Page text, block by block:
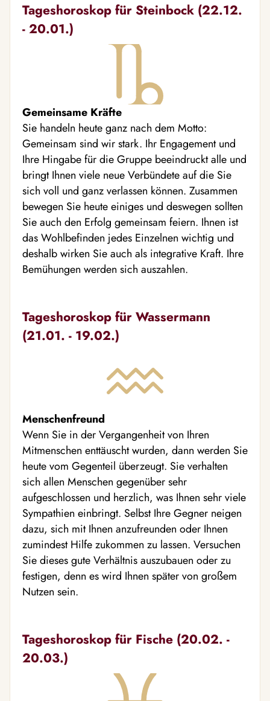
Tageshoroskop für Steinbock (22.12.
- 20.01.)
Gemeinsame Kräfte
Sie handeln heute ganz nach dem Motto:
Gemeinsam sind wir stark. Ihr Engagement und
Ihre Hingabe für die Gruppe beeindruckt alle und
bringt Ihnen viele neue Verbündete auf die Sie
sich voll und ganz verlassen können. Zusammen
bewegen Sie heute einiges und deswegen sollten
Sie auch den Erfolg gemeinsam feiern. Ihnen ist
das Wohlbefinden jedes Einzelnen wichtig und
deshalb wirken Sie auch als integrative Kraft. Ihre
Bemühungen werden sich auszahlen.
Tageshoroskop für Wassermann
(21.01. - 19.02.)
Menschenfreund
Wenn Sie in der Vergangenheit von Ihren
Mitmenschen enttäuscht wurden, dann werden Sie
heute vom Gegenteil überzeugt. Sie verhalten
sich allen Menschen gegenüber sehr
aufgeschlossen und herzlich, was Ihnen sehr viele
Sympathien einbringt. Selbst Ihre Gegner neigen
dazu, sich mit Ihnen anzufreunden oder Ihnen
zumindest Hilfe zukommen zu lassen. Versuchen
Sie dieses gute Verhältnis auszubauen oder zu
festigen, denn es wird Ihnen später von großem
Nutzen sein.
Tageshoroskop für Fische (20.02. -
20.03.)